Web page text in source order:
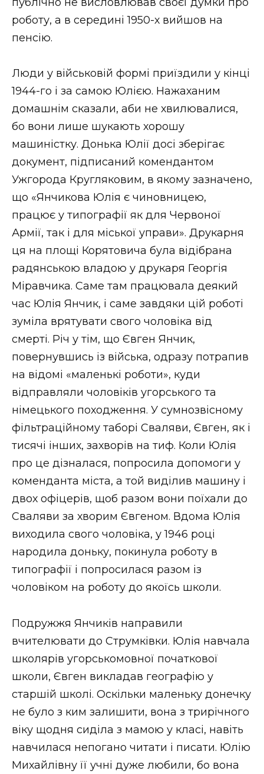
роботу, а в середині 1950-х вийшов на
пенсію.
Люди у військовій формі приїздили у кінці
1944-го і за самою Юлією. Нажаханим
домашнім сказали, аби не хвилювалися,
бо вони лише шукають хорошу
машиністку. Донька Юлії досі зберігає
документ, підписаний комендантом
Ужгорода Кругляковим, в якому зазначено,
що «Янчикова Юлія є чиновницею,
працює у типографії як для Червоної
Армії, так і для міської управи». Друкарня
ця на площі Корятовича була відібрана
радянською владою у друкаря Георгія
Міравчика. Саме там працювала деякий
час Юлія Янчик, і саме завдяки цій роботі
зуміла врятувати свого чоловіка від
смерті. Річ у тім, що Євген Янчик,
повернувшись із війська, одразу потрапив
на відомі «маленькі роботи», куди
відправляли чоловіків угорського та
німецького походження. У сумнозвісному
фільтраційному таборі Сваляви, Євген, як і
тисячі інших, захворів на тиф. Коли Юлія
про це дізналася, попросила допомоги у
коменданта міста, а той виділив машину і
двох офіцерів, щоб разом вони поїхали до
Сваляви за хворим Євгеном. Вдома Юлія
виходила свого чоловіка, у 1946 році
народила доньку, покинула роботу в
типографії і попросилася разом із
чоловіком на роботу до якоїсь школи.
Подружжя Янчиків направили
вчителювати до Струмківки. Юлія навчала
школярів угорськомовної початкової
школи, Євген викладав географію у
старшій школі. Оскільки маленьку донечку
не було з ким залишити, вона з трирічного
віку щодня сиділа з мамою у класі, навіть
навчилася непогано читати і писати. Юлію
Михайлівну її учні дуже любили, бо вона